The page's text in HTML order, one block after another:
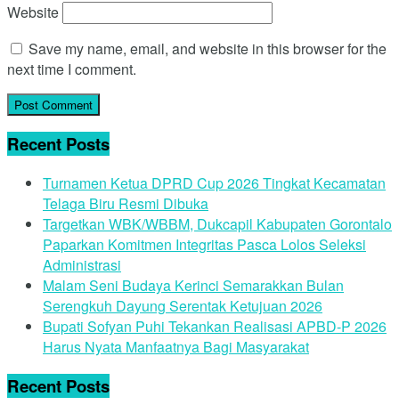
Website
Save my name, email, and website in this browser for the
next time I comment.
Recent Posts
Turnamen Ketua DPRD Cup 2026 Tingkat Kecamatan
Telaga Biru Resmi Dibuka
Targetkan WBK/WBBM, Dukcapil Kabupaten Gorontalo
Paparkan Komitmen Integritas Pasca Lolos Seleksi
Administrasi
Malam Seni Budaya Kerinci Semarakkan Bulan
Serengkuh Dayung Serentak Ketujuan 2026
Bupati Sofyan Puhi Tekankan Realisasi APBD-P 2026
Harus Nyata Manfaatnya Bagi Masyarakat
Recent Posts